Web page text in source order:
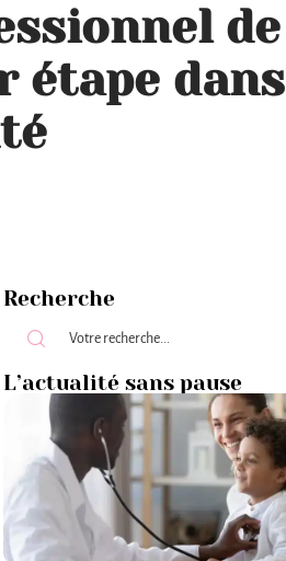
de
étape dans
Recherche
L’actualité sans pause